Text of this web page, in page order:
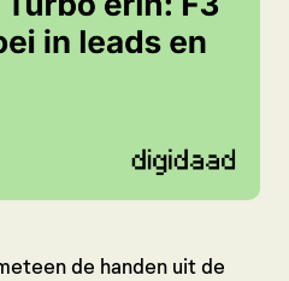
de handen uit de